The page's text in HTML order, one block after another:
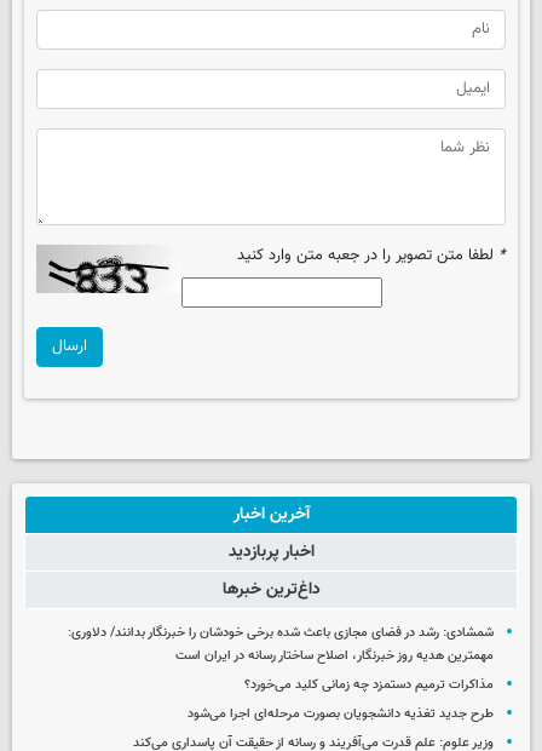
* لطفا متن تصویر را در جعبه متن وارد کنید
ارسال
آخرین اخبار
اخبار پربازدید
داغ‌ترین خبرها
شمشادی: رشد در فضای مجازی باعث شده برخی خودشان را خبرنگار بدانند/ دلاوری:
مهمترین هدیه‌ روز خبرنگار، اصلاح ساختار رسانه در ایران است
مذاکرات ترمیم دستمزد چه زمانی کلید می‌خورد؟
طرح جدید تغذیه دانشجویان بصورت مرحله‌ای اجرا می‌شود
وزیر علوم: علم قدرت می‌آفریند و رسانه از حقیقت آن پاسداری می‌کند